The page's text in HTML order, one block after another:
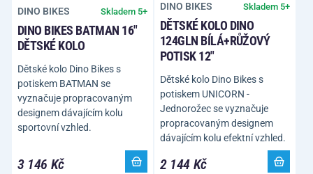
DINO BIKES Skladem 5+
DINO BIKES BATMAN 16"
DĚTSKÉ KOLO
Dětské kolo Dino Bikes s
potiskem BATMAN se
vyznačuje propracovaným
designem dávajícím kolu
sportovní vzhled.
3 146 Kč
DINO BIKES Skladem 5+
DĚTSKÉ KOLO DINO
124GLN BÍLÁ+RŮŽOVÝ
POTISK 12"
Dětské kolo Dino Bikes s
potiskem UNICORN -
Jednorožec se vyznačuje
propracovaným designem
dávajícím kolu efektní vzhled.
2 144 Kč